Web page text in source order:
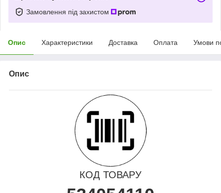
Замовлення під захистом
Опис Характеристики Доставка Оплата Умови
Опис
КОД ТОВАРУ